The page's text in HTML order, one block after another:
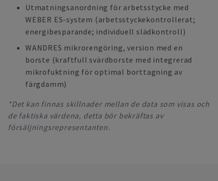
Utmatningsanordning för arbetsstycke med
WEBER ES-system (arbetsstyckekontrollerat;
energibesparande; individuell slädkontroll)
WANDRES mikrorengöring, version med en
borste (kraftfull svärdborste med integrerad
mikrofuktning för optimal borttagning av
färgdamm)
*Det kan finnas skillnader mellan de data som visas och
de faktiska värdena, detta bör bekräftas av
försäljningsrepresentanten.